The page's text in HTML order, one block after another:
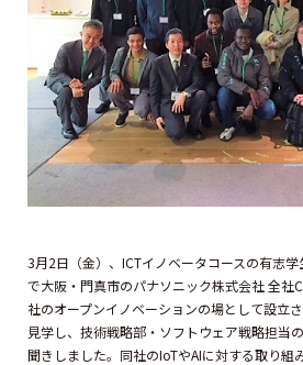
3月2日（金）、ICTイノベータコースの有志
で大阪・門真市のパナソニック株式会社 全社
社のオープンイノベーションの場として設立
見学し、技術戦略部・ソフトウェア戦略担当
聞きしました。同社のIoTやAIに対する取り組